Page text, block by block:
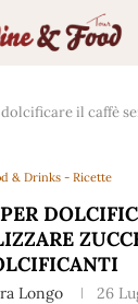
il caffè
& Drinks - Ricette
Longo 26